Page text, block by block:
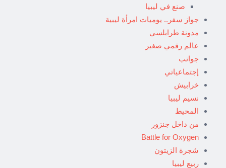
صنع في ليبيا
جواز سفر.. يوميات امرأة ليبية
مدونة طرابلسي
عالم رقمي صغير
جوانب
إجتماعياتي
خرابيش
نسيم ليبيا
المحيط
من داخل جنزور
Battle for Oxygen
شجرة الزيتون
ربيع ليبيا